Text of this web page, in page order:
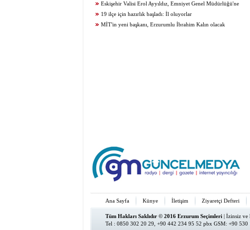
Eskişehir Valisi Erol Ayyıldız, Emniyet Genel Müdürlüğü'ne
getirildi19 ilçe için hazırlık başladı: İl oluyorlar
MİT'in yeni başkanı, Erzurumlu İbrahim Kalın olacak
Ana Sayfa Künye İletişim Ziyaretçi Defteri
Tüm Hakları Saklıdır © 2016 Erzurum Seçimleri | İzinsiz ve
Tel : 0850 302 20 29, +90 442 234 95 52 pbx GSM: +90